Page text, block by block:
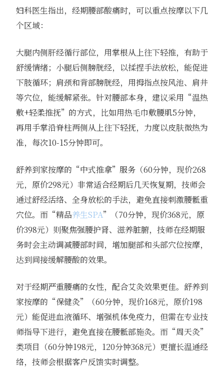
妇科医生指出，经期腰部酸痛时，可以重点按摩以下几
个区域：
大腿内侧肝经循行部位，用掌根从上往下轻推，有助于
舒缓情绪；小腿后侧膀胱经，以揉捏手法放松，能促进
下肢循环；肩颈和背部膀胱经，用拇指点按风池、肩井
等穴位，能缓解紧张。针对腰部本身，建议采用“温热
敷+轻柔推抚”的方式，比如用热毛巾敷腰肌5分钟，
再用手掌沿脊柱两侧从上往下轻抚，力度以皮肤微热为
准，每次10-15分钟即可。
舒养到家按摩的“中式推拿”服务（60分钟，现价268
元，原价298元）非常适合经期后几天恢复期，技师会
通过舒经活络、全身放松的手法，避免直接刺激腰骶重
穴位。而“精品养生SPA”（70分钟，现价368元，原
价398元）则聚焦强腰护肾、滋养脏腑，技师在经期服
务时会主动调减腰部时间，增加腿部和头部穴位按摩，
达到间接缓解腰酸的效果。
对于经期严重腰痛的女性，配合艾灸效果更佳。舒养到
家按摩的“保健灸”（60分钟，现价168元，原价198
元）能促进血液循环、增强机体免疫力，但需在专业技
师指导下进行，避免直接在腰骶部施灸。而“周天灸”
类项目（60分钟198元，120分钟368元）更擅长温通经
络，技师会根据客户反馈实时调整。